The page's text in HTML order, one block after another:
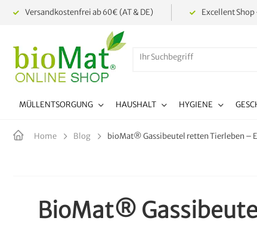
Versandkostenfrei ab 60€ (AT & DE) Excellent
MÜLLENTSORGUNG HAUSHALT HYGIENE
Home Blog bioMat® Gassibeutel retten Tierleben –
BioMat®